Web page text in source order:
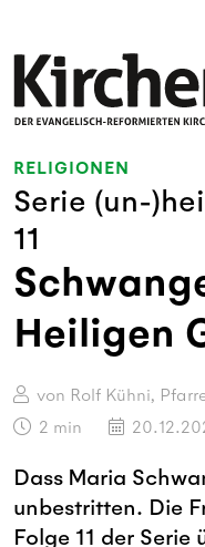
RELIGIONEN
Serie (un-
11
Heiligen
von Rolf Kühni,
2 min
Dass Maria
unbestritten. Die
Folge 11 der